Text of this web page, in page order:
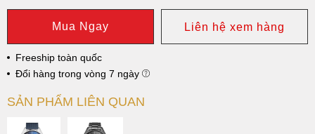
Mua Ngay Liên hệ xem hàng
Freeship toàn quốc
Đổi hàng trong vòng 7 ngày
SẢN PHẨM LIÊN QUAN